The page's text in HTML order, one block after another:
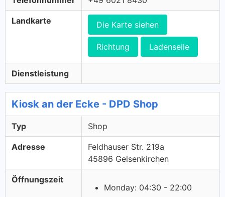
Landkarte Die Karte siehen
Richtung Ladenseile
Dienstleistung
Kiosk an der Ecke - DPD Shop
Typ Shop
Adresse
Feldhauser Str. 219a
45896 Gelsenkirchen
Öffnungszeit
Monday: 04:30 - 22:00